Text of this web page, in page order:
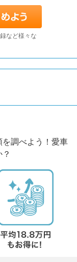
など様々な
調べよう！愛車